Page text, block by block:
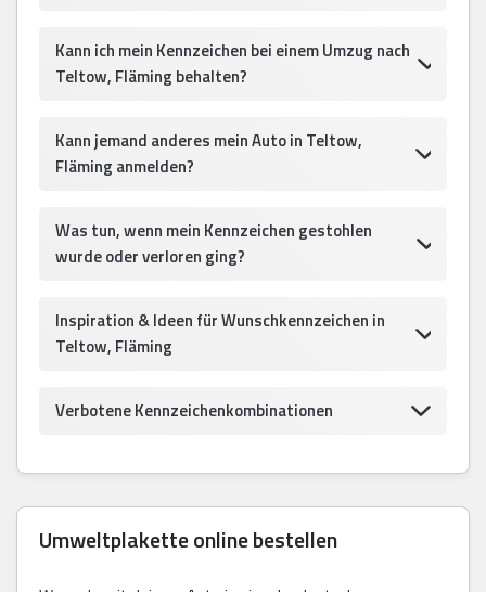
Kann ich mein Kennzeichen bei einem Umzug nach
Teltow, Fläming behalten?
Kann jemand anderes mein Auto in Teltow,
Fläming anmelden?
Was tun, wenn mein Kennzeichen gestohlen
wurde oder verloren ging?
Inspiration & Ideen für Wunschkennzeichen in
Teltow, Fläming
Verbotene Kennzeichenkombinationen
Umweltplakette online bestellen